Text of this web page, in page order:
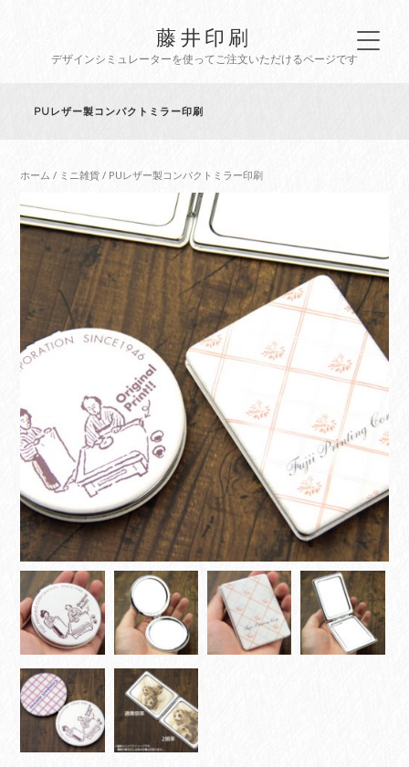
藤井印刷
デザインシミュレーターを使ってご注文いただけるページです
PUレザー製コンパクトミラー印刷
ホーム / ミニ雑貨 / PUレザー製コンパクトミラー印刷